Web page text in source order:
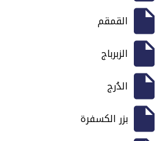
القمقم
الزبرباج
الدُرج
بزر الكسفرة